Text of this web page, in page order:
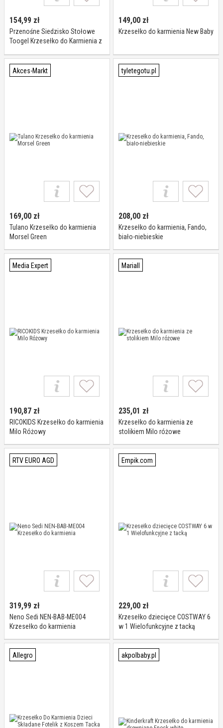
154,99 zł
Przenośne Siedzisko Stołowe
Toogel Krzesełko do Karmienia z
149,00 zł
Krzesełko do karmienia New Baby
Akces-Markt
169,00 zł
Tulano Krzesełko do karmienia
Morsel Green
tyletegotu.pl
208,00 zł
Krzesełko do karmienia, Fando,
biało-niebieskie
Media Expert
190,87 zł
RICOKIDS Krzesełko do karmienia
Milo Różowy
Mariall
235,01 zł
Krzesełko do karmienia ze
stolikiem Milo różowe
RTV EURO AGD
319,99 zł
Neno Sedi NEN-BAB-ME004
Krzesełko do karmienia
Empik.com
229,00 zł
Krzesełko dziecięce COSTWAY 6
w 1 Wielofunkcyjne z tacką
Allegro akpolbaby.pl